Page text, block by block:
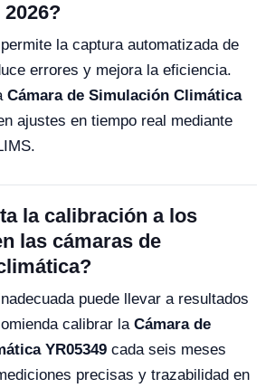
la captura automatizada de
errores y mejora la eficiencia.
Cámara de Simulación Climática
ajustes en tiempo real mediante
la calibración a los
las cámaras de
puede llevar a resultados
calibrar la Cámara de
YR05349 cada seis meses
precisas y trazabilidad en